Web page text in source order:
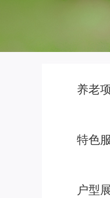
养老
特色
户型